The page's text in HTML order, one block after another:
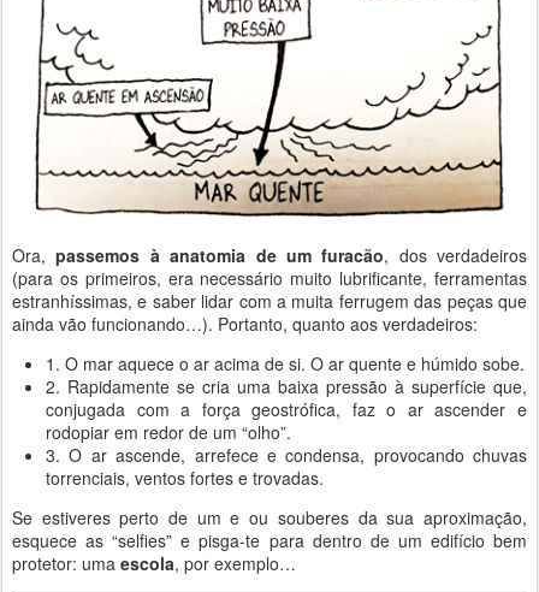
Ora,passemos à anatomia de um furacão, dos verdadeiros
(para os primeiros, era necessário muito lubrificante, ferramentas
estranhíssimas, e saber lidar com a muita ferrugem das peças que
ainda vão funcionando…). Portanto, quanto aos verdadeiros:
1. O mar aquece o ar acima de si. O ar quente e húmido sobe.
2. Rapidamente se cria uma baixa pressão à superfície que,
conjugada com a força geostrófica, faz o ar ascender e
rodopiar em redor de um “olho”.
3. O ar ascende, arrefece e condensa, provocando chuvas
torrenciais, ventos fortes e trovadas.
Se estiveres perto de um e ou souberes da sua aproximação,
esquece as “selfies” e pisga-te para dentro de um edifício bem
protetor: uma escola, por exemplo…